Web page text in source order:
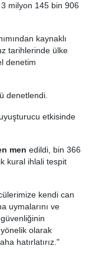
3 milyon 145 bin 906
kaynaklı
tarihlerinde ülke
denetim
denetlendi.
etkisinde
men edildi, bin 366
kural ihlali tespit
kendi can
uymalarını ve
yönelik olarak
hatırlatırız."